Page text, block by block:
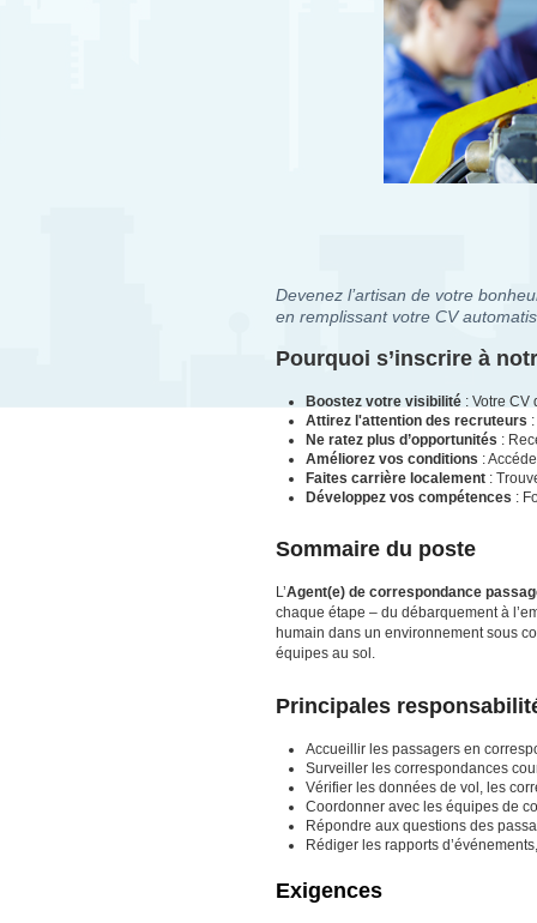
Devenez l’artisan de votre
en remplissant votre CV
Pourquoi s’inscrire à
Boostez votre visibilité : Votre CV
Attirez l'attention des recruteurs
Ne ratez plus d’opportunités :
Améliorez vos conditions :
Faites carrière localement :
Développez vos compétences :
Sommaire du poste
L’Agent(e) de correspondance
chaque étape – du débarquement à
humain dans un environnement sous
équipes au sol.
Principales
Accueillir les passagers en
Surveiller les correspondances
Vérifier les données de vol, les
Coordonner avec les équipes de
Répondre aux questions des
Rédiger les rapports
Exigences